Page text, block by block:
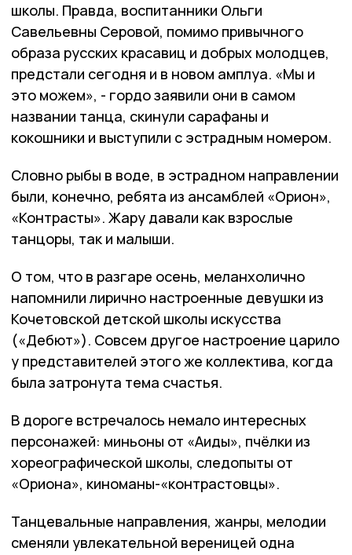
школы. Правда, воспитанники Ольги
Савельевны Серовой, помимо привычного
образа русских красавиц и добрых молодцев,
предстали сегодня и в новом амплуа. «Мы и
это можем», - гордо заявили они в самом
названии танца, скинули сарафаны и
кокошники и выступили с эстрадным номером.
Словно рыбы в воде, в эстрадном направлении
были, конечно, ребята из ансамблей «Орион»,
«Контрасты». Жару давали как взрослые
танцоры, так и малыши.
О том, что в разгаре осень, меланхолично
напомнили лирично настроенные девушки из
Кочетовской детской школы искусства
(«Дебют»). Совсем другое настроение царило
у представителей этого же коллектива, когда
была затронута тема счастья.
В дороге встречалось немало интересных
персонажей: миньоны от «Аиды», пчёлки из
хореографической школы, следопыты от
«Ориона», киноманы-«контрастовцы».
Танцевальные направления, жанры, мелодии
сменяли увлекательной вереницей одна